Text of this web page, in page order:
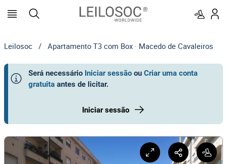
Leilosoc / Apartamento T3 com Box · Macedo de Cavaleiros
Será necessário Iniciar sessão ou Criar uma conta
gratuita antes de licitar.
Iniciar sessão